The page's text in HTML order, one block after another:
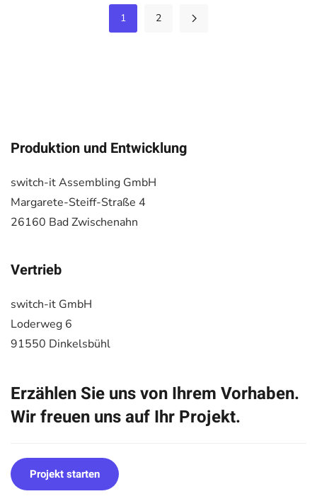
1 2
Produktion und Entwicklung
switch-it Assembling GmbH
Margarete-Steiff-Straße 4
26160 Bad Zwischenahn
Vertrieb
switch-it GmbH
Loderweg 6
91550 Dinkelsbühl
Erzählen Sie uns von Ihrem Vorhaben.
Wir freuen uns auf Ihr Projekt.
Projekt starten